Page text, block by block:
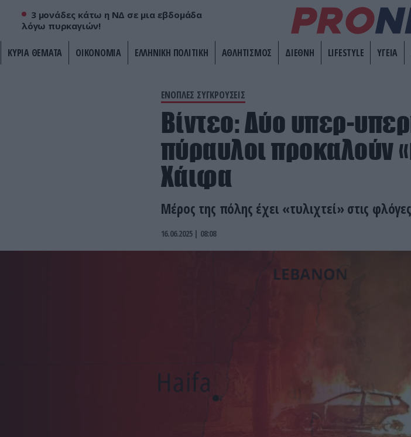
3 μονάδες κάτω η ΝΔ σε μια εβδομάδα
λόγω πυρκαγιών!
ΚΥΡΙΑ ΘΕΜΑΤΑ ΟΙΚΟΝΟΜΙΑ ΕΛΛΗΝΙΚΗ ΠΟΛΙΤΙΚΗ ΑΘΛΗΤΙΣΜΟΣ ΔΙΕΘΝΗ LIFESTYLE ΥΓΕΙΑ
ΕΝΟΠΛΕΣ ΣΥΓΚΡΟΥΣΕΙΣ
Βίντεο: Δύο υπερ-
πύραυλοι προκαλούν
Χάιφα
Μέρος της πόλης έχει «τυλιχτεί» στις φλόγες
16.06.2025 | 08:08